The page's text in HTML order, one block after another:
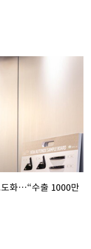
도화…“수출 1000만